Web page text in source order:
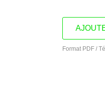
Format PDF /